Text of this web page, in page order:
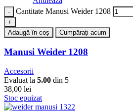
Cantitate Manusi Weider 1208
Adaugă în coș Cumpărați acum
Manusi Weider 1208
Accesorii
Evaluat la 5.00 din 5
38,00 lei
Stoc epuizat